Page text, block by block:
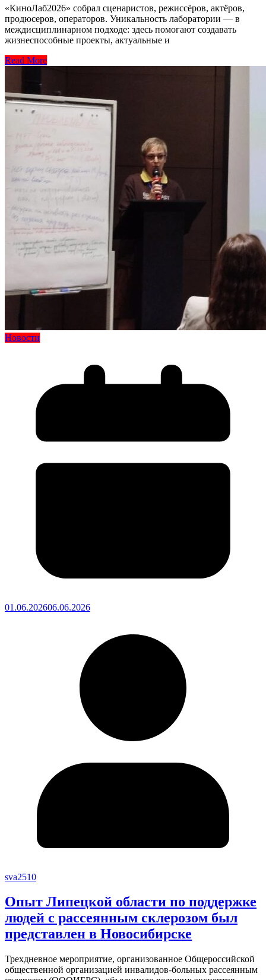
«КиноЛаб2026» собрал сценаристов, режиссёров, актёров,
продюсеров, операторов. Уникальность лаборатории — в
междисциплинарном подходе: здесь помогают создавать
жизнеспособные проекты, актуальные и
Read More
Новости
01.06.202606.06.2026
sva2510
Опыт Липецкой области по поддержке
людей с рассеянным склерозом был
представлен в Новосибирске
Трехдневное мероприятие, организованное Общероссийской
общественной организацией инвалидов-больных рассеянным